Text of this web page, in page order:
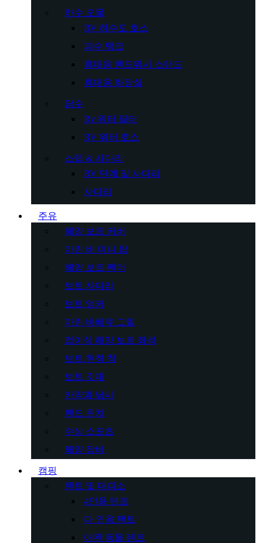
하수 오물
RV 하수도 호스
폐수 탱크
휴대용 핸드워시 스탠드
휴대용 화장실
담수
Rv 워터 필터
RV 워터 호스
스텝 & 사다리
RV 단계 및 사다리
사다리
주유
해양 보트 커버
마린 비 미니 탑
해양 보트 펜더
보트 사다리
보트 앵커
마린 바베큐 그릴
접이식 해양 보트 좌석
보트 현창 창
보트 깃대
카약과 낚시
핸드 윈치
수상 스포츠
해양 장비
캠핑
텐트 및 대피소
4인용 텐트
다 인용 텐트
애완 동물 텐트